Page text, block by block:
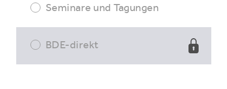
Seminare und Tagungen
BDE-direkt